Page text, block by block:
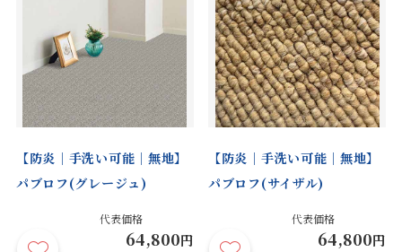
【防炎｜手洗い可能｜無地】
パブロフ(グレージュ)
代表価格
64,800円
【防炎｜手洗い可能｜無地】
パブロフ(サイザル)
代表価格
64,800円